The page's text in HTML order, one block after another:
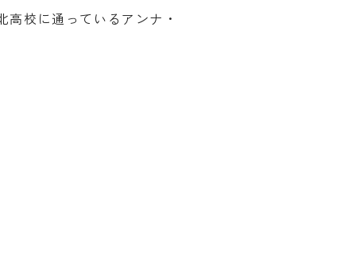
校に通っているアンナ・